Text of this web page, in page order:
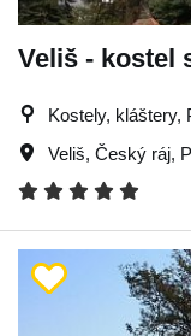
Veliš - kostel
Kostely, kláštery,
Veliš, Český ráj,